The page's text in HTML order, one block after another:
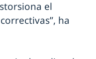
el
ha